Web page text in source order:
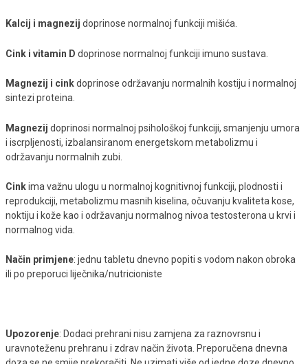
Kalcij i magnezij doprinose normalnoj funkciji mišića.
Cink i vitamin D doprinose normalnoj funkciji imuno sustava.
Magnezij i cinkdoprinose održavanju normalnih kostiju i normalnoj
sintezi proteina.
Magnezij doprinosi normalnoj psihološkoj funkciji, smanjenju umora
i iscrpljenosti, izbalansiranom energetskom metabolizmu i
održavanju normalnih zubi.
Cinkima važnu ulogu u normalnoj kognitivnoj funkciji, plodnosti i
reprodukciji, metabolizmu masnih kiselina, očuvanju kvaliteta kose,
noktiju i kože kao i održavanju normalnog nivoa testosterona u krvi i
normalnog vida.
Način primjene: jednu tabletu dnevno popiti s vodom nakon obroka
ili po preporuci liječnika/nutricioniste
Upozorenje: Dodaci prehrani nisu zamjena za raznovrsnu i
uravnoteženu prehranu i zdrav način života. Preporučena dnevna